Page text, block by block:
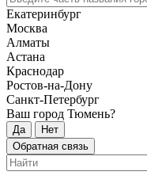
Екатеринбург
Москва
Алматы
Астана
Краснодар
Ростов-на-Дону
Санкт-Петербург
Ваш город Тюмень?
Да
Нет
Обратная связь